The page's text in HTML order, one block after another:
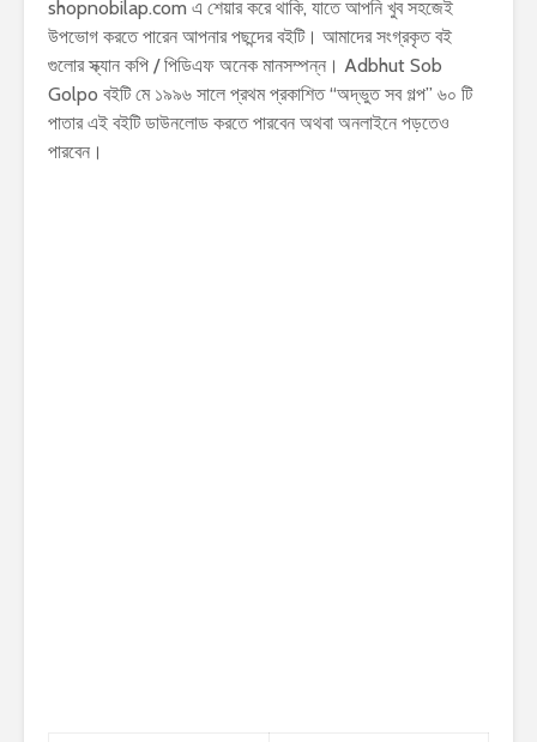
shopnobilap.com এ শেয়ার করে থাকি, যাতে আপনি খুব সহজেই
উপভোগ করতে পারেন আপনার পছন্দের বইটি। আমাদের সংগ্রকৃত বই
গুলোর স্ক্যান কপি / পিডিএফ অনেক মানসম্পন্ন। Adbhut Sob
Golpo বইটি মে ১৯৯৬ সালে প্রথম প্রকাশিত “অদ্ভুত সব গল্প” ৬০ টি
পাতার এই বইটি ডাউনলোড করতে পারবেন অথবা অনলাইনে পড়তেও
পারবেন।